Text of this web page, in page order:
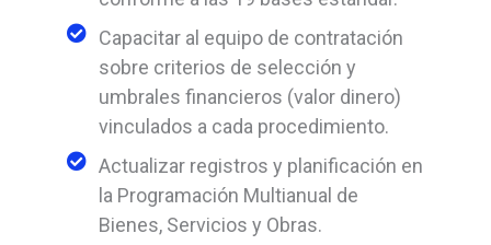
Capacitar al equipo de contratación
sobre criterios de selección y
umbrales financieros (valor dinero)
vinculados a cada procedimiento.
Actualizar registros y planificación en
la Programación Multianual de
Bienes, Servicios y Obras.